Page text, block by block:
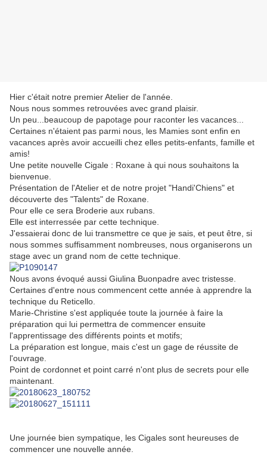
Hier c'était notre premier Atelier de l'année.
Nous nous sommes retrouvées avec grand plaisir.
Un peu...beaucoup de papotage pour raconter les vacances...
Certaines n'étaient pas parmi nous, les Mamies sont enfin en
vacances après avoir accueilli chez elles petits-enfants, famille et
amis!
Une petite nouvelle Cigale : Roxane à qui nous souhaitons la
bienvenue.
Présentation de l'Atelier et de notre projet "Handi'Chiens" et
découverte des "Talents" de Roxane.
Pour elle ce sera Broderie aux rubans.
Elle est interressée par cette technique.
J'essaierai donc de lui transmettre ce que je sais, et peut être, si
nous sommes suffisamment nombreuses, nous organiserons un
stage avec un grand nom de cette technique.
Nous avons évoqué aussi Giulina Buonpadre avec tristesse.
Certaines d'entre nous commencent cette année à apprendre la
technique du Reticello.
Marie-Christine s'est appliquée toute la journée à faire la
préparation qui lui permettra de commencer ensuite
l'apprentissage des différents points et motifs;
La préparation est longue, mais c'est un gage de réussite de
l'ouvrage.
Point de cordonnet et point carré n'ont plus de secrets pour elle
maintenant.
Une journée bien sympatique, les Cigales sont heureuses de
commencer une nouvelle année.